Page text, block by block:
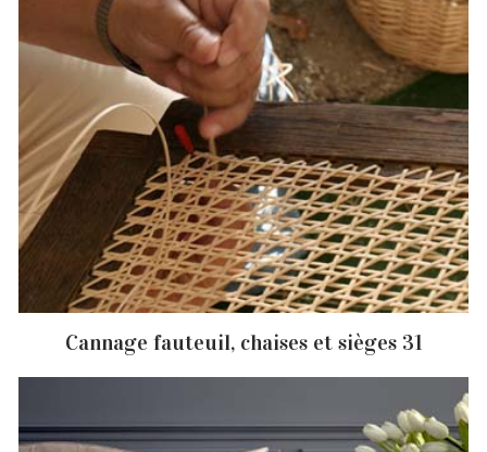
Cannage fauteuil, chaises et sièges 31